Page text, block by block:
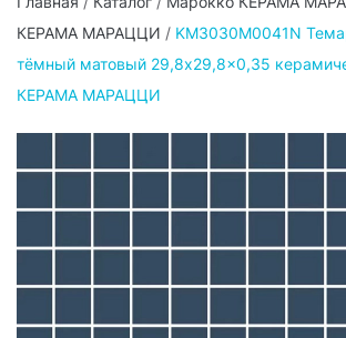
КЕРАМА МАРАЦЦИ / KM3030M0041N
тёмный матовый 29,8x29,8x0,35
КЕРАМА МАРАЦЦИ